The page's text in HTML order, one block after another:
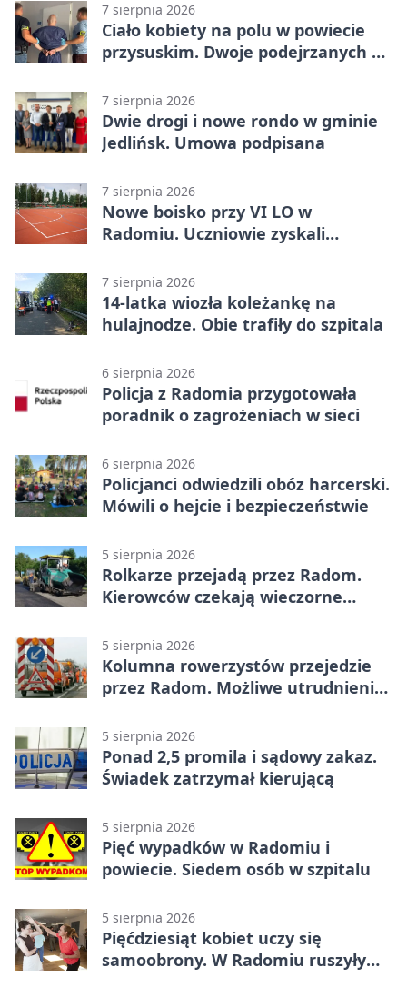
7 sierpnia 2026
Ciało kobiety na polu w powiecie
przysuskim. Dwoje podejrzanych w
7 sierpnia 2026
Dwie drogi i nowe rondo w gminie
Jedlińsk. Umowa podpisana
7 sierpnia 2026
Nowe boisko przy VI LO w
Radomiu. Uczniowie zyskali
7 sierpnia 2026
14-latka wiozła koleżankę na
hulajnodze. Obie trafiły do szpitala
6 sierpnia 2026
Policja z Radomia przygotowała
poradnik o zagrożeniach w sieci
6 sierpnia 2026
Policjanci odwiedzili obóz harcerski.
Mówili o hejcie i bezpieczeństwie
5 sierpnia 2026
Rolkarze przejadą przez Radom.
Kierowców czekają wieczorne
5 sierpnia 2026
Kolumna rowerzystów przejedzie
przez Radom. Możliwe utrudnienia
5 sierpnia 2026
Ponad 2,5 promila i sądowy zakaz.
Świadek zatrzymał kierującą
5 sierpnia 2026
Pięć wypadków w Radomiu i
powiecie. Siedem osób w szpitalu
5 sierpnia 2026
Pięćdziesiąt kobiet uczy się
samoobrony. W Radomiu ruszyły